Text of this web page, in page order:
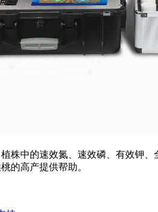
株中的速效氮、速效磷、有效钾
的高产提供帮助。